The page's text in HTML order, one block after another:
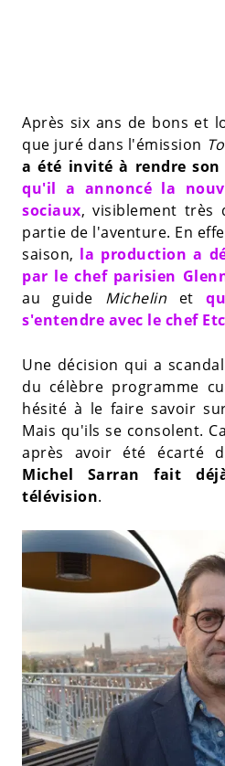
Après six ans de bons et
que juré dans l'émission
a été invité à rendre
qu'il a annoncé la
sociaux, visiblement très
partie de l'aventure. En
saison, la production a
par le chef parisien
au guide Michelin et
s'entendre avec le chef
Une décision qui a
du célèbre programme
hésité à le faire savoir
Mais qu'ils se consolent.
après avoir été écarté
Michel Sarran fait
télévision.